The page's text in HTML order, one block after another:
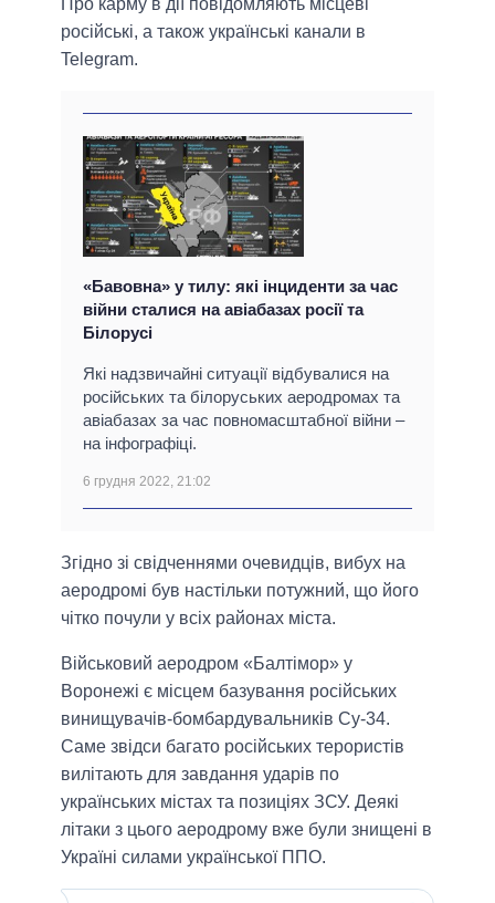
Про карму в дії повідомляють місцеві
російські, а також українські канали в
Telegram.
«Бавовна» у тилу: які інциденти за час
війни сталися на авіабазах росії та
Білорусі
Які надзвичайні ситуації відбувалися на
російських та білоруських аеродромах та
авіабазах за час повномасштабної війни –
на інфографіці.
6 грудня 2022, 21:02
Згідно зі свідченнями очевидців, вибух на
аеродромі був настільки потужний, що його
чітко почули у всіх районах міста.
Військовий аеродром «Балтімор» у
Воронежі є місцем базування російських
винищувачів-бомбардувальників Су-34.
Саме звідси багато російських терористів
вилітають для завдання ударів по
українських містах та позиціях ЗСУ. Деякі
літаки з цього аеродрому вже були знищені в
Україні силами української ППО.